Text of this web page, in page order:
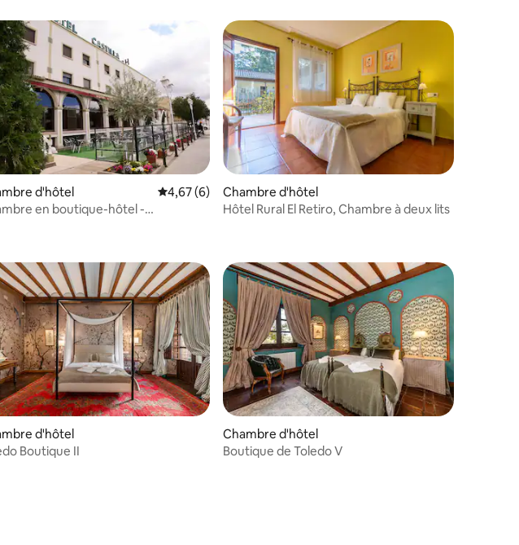
sur la base de 8 commentaires : 4,88 sur 5
d'hôtel Évaluation moyenne sur la base de 6 commentaires : 4,67 sur 5
4,67 (6)
en boutique-hôtel -
Chambre d'hôtel
Hôtel Rural El Retiro, Chambre à deux lits
d'hôtel
Boutique II
Chambre d'hôtel
Boutique de Toledo V